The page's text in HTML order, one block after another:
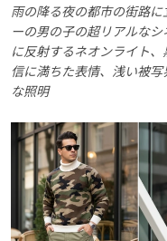
雨の降る夜の都市の街路
ーの男の子の超リアルな
に反射するネオンライト
信に満ちた表情、浅い被
な照明